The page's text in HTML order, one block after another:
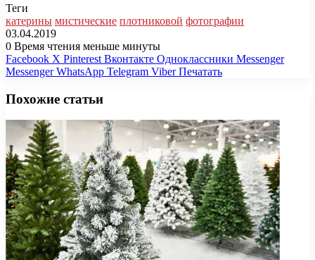
Теги
катерины мистические плотниковой фотографии
03.04.2019
0 Время чтения меньше минуты
Facebook X Pinterest Вконтакте Одноклассники Messenger
Messenger WhatsApp Telegram Viber Печатать
Похожие статьи